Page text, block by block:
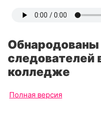
следователей
колледже
Полная версия